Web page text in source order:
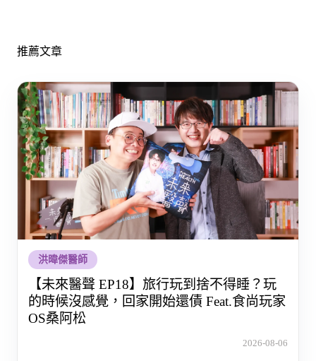
推薦文章
洪暐傑醫師
【未來醫聲 EP18】旅行玩到捨不得睡？玩
的時候沒感覺，回家開始還債 Feat.食尚玩家
OS桑阿松
2026-08-06